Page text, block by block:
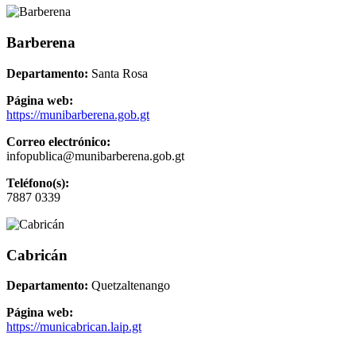
Barberena
Departamento: Santa Rosa
Página web:
https://munibarberena.gob.gt
Correo electrónico:
infopublica@munibarberena.gob.gt
Teléfono(s):
7887 0339
Cabricán
Departamento: Quetzaltenango
Página web:
https://municabrican.laip.gt